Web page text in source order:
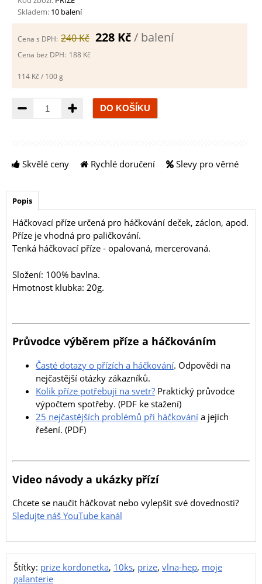
Skladem: 10 balení
Cena s DPH: 240 Kč 228 Kč/ balení
Cena bez DPH: 188 Kč
114 Kč / 100 g
Množství
Skvělé ceny Rychlé doručení Slevy pro věrné
Popis
Háčkovací příze určená pro háčkování deček, záclon, apod.
Příze je vhodná pro paličkování.
Tenká háčkovací příze - opalovaná, mercerovaná.
Složení: 100% bavlna.
Hmotnost klubka: 20g.
Průvodce výběrem příze a háčkováním
Časté dotazy o přízích a háčkování. Odpovědi na
nejčastější otázky zákazníků.
Kolik příze potřebuji na svetr? Praktický průvodce
výpočtem spotřeby. (PDF ke stažení)
25 nejčastějších problémů při háčkování a jejich
řešení. (PDF)
Video návody a ukázky přízí
Chcete se naučit háčkovat nebo vylepšit své dovednosti?
Sledujte náš YouTube kanál
Štítky: prize kordonetka, 10ks, prize, vlna-hep, moje
galanterie